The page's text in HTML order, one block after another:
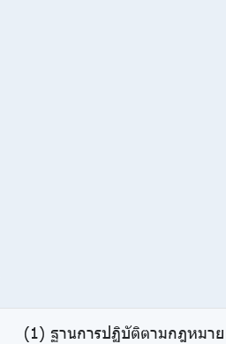
(1) ฐานการปฏิบัติตามกฎหมา